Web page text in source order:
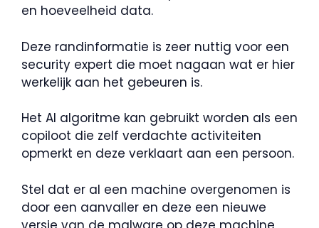
en hoeveelheid data.
Deze randinformatie is zeer nuttig voor een
security expert die moet nagaan wat er hier
werkelijk aan het gebeuren is.
Het AI algoritme kan gebruikt worden als een
copiloot die zelf verdachte activiteiten
opmerkt en deze verklaart aan een persoon.
Stel dat er al een machine overgenomen is
door een aanvaller en deze een nieuwe